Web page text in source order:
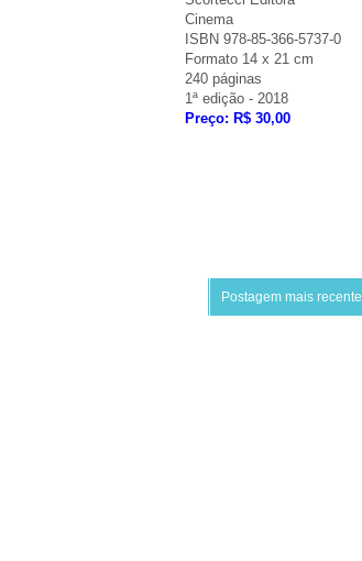
Cinema
ISBN 978-85-366-5737-0
Formato 14 x 21 cm
240 páginas
1ª edição - 2018
Preço: R$ 30,00
Postagem mais recente